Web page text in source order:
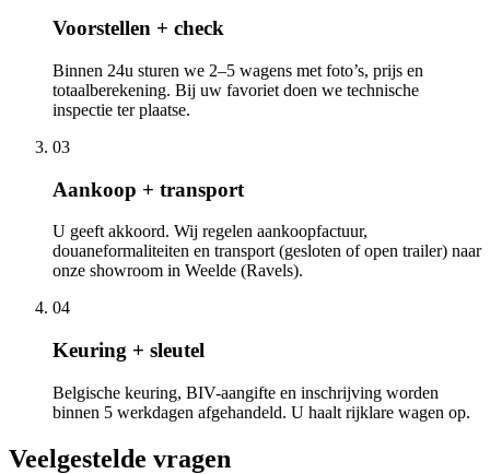
Voorstellen + check
Binnen 24u sturen we 2–5 wagens met foto’s, prijs en
totaalberekening. Bij uw favoriet doen we technische
inspectie ter plaatse.
03
Aankoop + transport
U geeft akkoord. Wij regelen aankoopfactuur,
douaneformaliteiten en transport (gesloten of open trailer) naar
onze showroom in Weelde (Ravels).
04
Keuring + sleutel
Belgische keuring, BIV-aangifte en inschrijving worden
binnen 5 werkdagen afgehandeld. U haalt rijklare wagen op.
Veelgestelde vragen